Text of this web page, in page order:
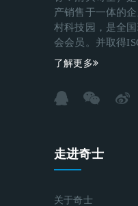
产销售于一体的
村科技园，是全
会会员。并取得
了解更多
走进奇士
关于奇士